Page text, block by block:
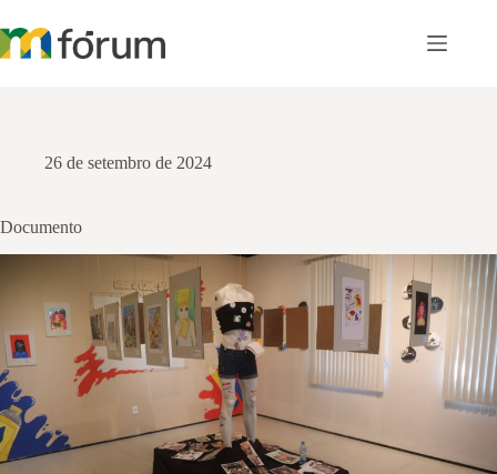
para
o
26 de setembro de 2024
Documento